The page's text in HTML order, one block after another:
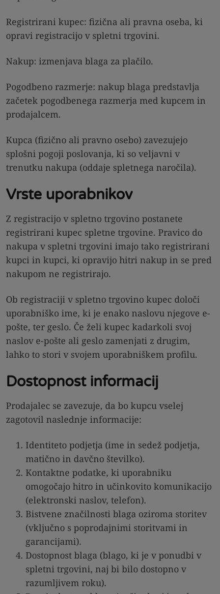
Registrirani kupec: fizična ali pravna oseba, ki
opravi registracijo v spletni trgovini.
Nakup: izmenjava blaga za plačilo.
Pogodbeno razmerje: nakup blaga predstavlja
začetek pogodbenega razmerja med kupcem in
prodajalcem.
Kupca (fizično ali pravno osebo) zavezujejo
splošni pogoji poslovanja, ki so veljavni v
trenutku nakupa (oddaje spletnega naročila).
Vrste uporabnikov
Z registracijo v spletno trgovino postanete
registrirani kupec spletne trgovine. Pravico do
nakupa v spletni trgovini imajo tako registrirani
kupci in kupci, ki opravijo hitri nakup in se pred
nakupom ne registrirajo.
Ob registraciji v spletno trgovino kupec določi
uporabniško ime, ki je enako naslovu njegove e-
pošte, ter geslo. Če želi kupec kadarkoli svoj
naslov e-pošte ali geslo zamenjati z drugim,
lahko to stori v svojem uporabniškem profilu.
Dostopnost informacij
Prodajalec se zavezuje, da bo kupcu vselej
zagotovil naslednje informacije:
Identiteto podjetja (ime in sedež podjetja,
matično in davčno številko).
Kontaktne podatke, ki uporabniku
omogočajo hitro in učinkovito komunikacijo
(elektronski naslov, telefon).
Bistvene značilnosti blaga oziroma storitev
(vključno s poprodajnimi storitvami in
garancijami).
Dostopnost blaga (blago, ki je v ponudbi v
spletni trgovini, naj bi bilo dostopno v
razumljivem roku).